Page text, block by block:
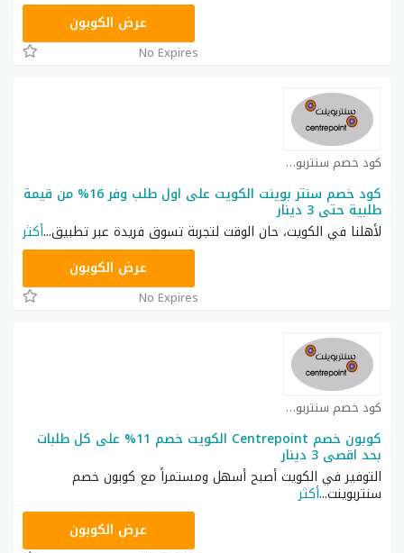
ASMARعرض الكوبون
No Expires
كود خصم سنتربوينت كوبون
كود خصم سنتر بوينت الكويت على اول طلب وفر 16% من قيمة
طلبية حتى 3 دينار
لأهلنا في الكويت، حان الوقت لتجربة تسوق فريدة عبر تطبيق...أكثر
عرض الكوبون
No Expires
كود خصم سنتربوينت كوبون
كوبون خصم Centrepoint الكويت خصم 11% على كل طلبات
بحد اقصى 3 دينار
التوفير في الكويت أصبح أسهل ومستمراً مع كوبون خصم
سنتربوينت...أكثر
ASMARعرض الكوبون